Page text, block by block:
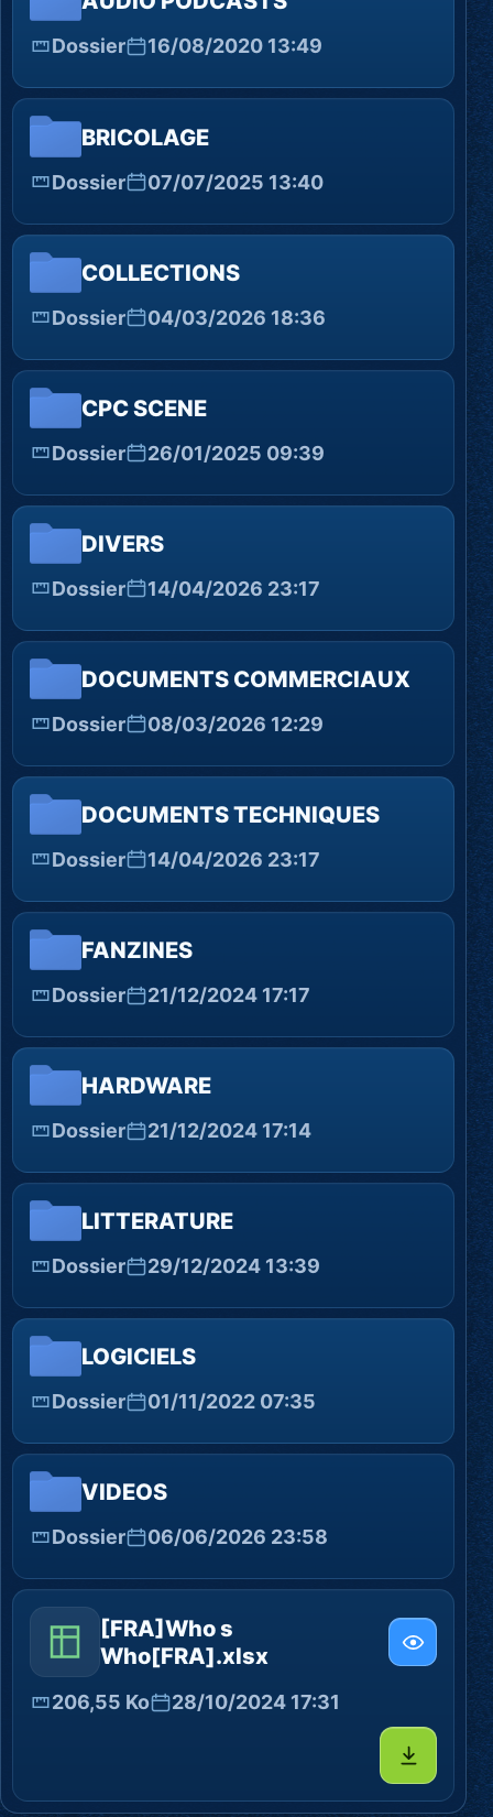
Dossier 16/08/2020 13:49
BRICOLAGE
Dossier 07/07/2025 13:40
COLLECTIONS
Dossier 04/03/2026 18:36
CPC SCENE
Dossier 26/01/2025 09:39
DIVERS
Dossier 14/04/2026 23:17
DOCUMENTS COMMERCIAUX
Dossier 08/03/2026 12:29
DOCUMENTS TECHNIQUES
Dossier 14/04/2026 23:17
FANZINES
Dossier 21/12/2024 17:17
HARDWARE
Dossier 21/12/2024 17:14
LITTERATURE
Dossier 29/12/2024 13:39
LOGICIELS
Dossier 01/11/2022 07:35
VIDEOS
Dossier 06/06/2026 23:58
[FRA]Who s
Who[FRA].xlsx
206,55 Ko 28/10/2024 17:31